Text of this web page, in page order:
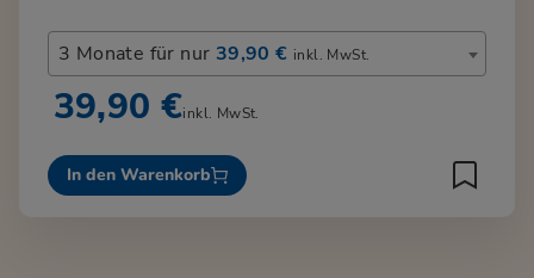
3 Monate für nur 39,90 € inkl. MwSt.
39,90 €inkl. MwSt.
In den Warenkorb